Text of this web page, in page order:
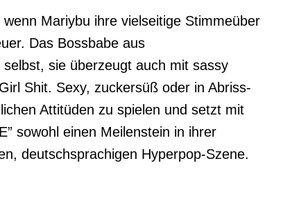
Mariybu ihre vielseitige Stimmeüber
Das Bossbabe aus
sie überzeugt auch mit sassy
Shit. Sexy, zuckersüß oder in Abriss-
Attitüden zu spielen und setzt mit
sowohl einen Meilenstein in ihrer
deutschsprachigen Hyperpop-Szene.